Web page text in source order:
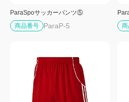
ParaSpoサッカーパンツ⑤
商品番号
ParaP-5
商